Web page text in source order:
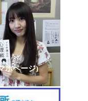
ホページ)